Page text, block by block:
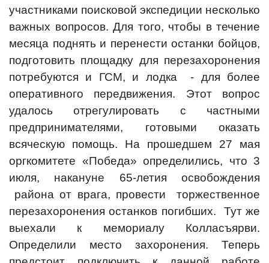
участниками поисковой экспедиции несколько
важных вопросов. Для того, чтобы в течение
месяца поднять и перенести останки бойцов,
подготовить площадку для перезахоронения
потребуются и ГСМ, и лодка
- для более
оперативного передвижения. Этот вопрос
удалось отрегулировать с частными
предпринимателями, готовыми оказать
всяческую помощь. На прошедшем 27 мая
оргкомитете «Победа» определились, что 3
июля, накануне 65-летия освобождения
района от врага, провести
торжественное
перезахоронения останков погибших.
Тут же
выехали к мемориалу Колласъярви.
Определили место захоронения. Теперь